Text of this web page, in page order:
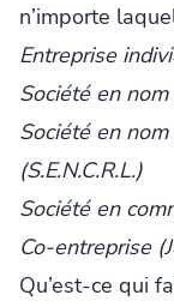
n’importe
Entreprise
Société en nom
Société en
(S.E.N.C.R.L.)
Société en
Co-entreprise
Qu’est-ce qui